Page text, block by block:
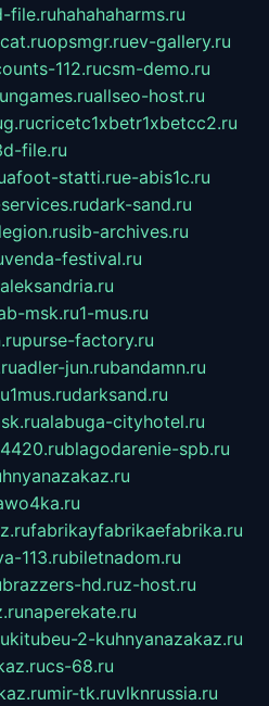
file.ruhahahaharms.ru
opsmgr.ruev-gallery.ru
112.rucsm-demo.ru
allseo-host.ru
cricetc1xbetr1xbetcc2.ru
file.ru
statti.rue-abis1c.ru
dark-sand.ru
sib-archives.ru
venda-festival.ru
msk.ru1-mus.ru
purse-factory.ru
adler-jun.rubandamn.ru
1mus.rudarksand.ru
alabuga-cityhotel.ru
blagodarenie-spb.ru
fabrikayfabrikaefabrika.ru
113.rubiletnadom.ru
brazzers-hd.ruz-host.ru
naperekate.ru
kitubeu-2-kuhnyanazakaz.ru
cs-68.ru
mir-tk.ruvlknrussia.ru